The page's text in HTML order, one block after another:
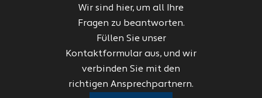
Wir sind hier, um all Ihre
Fragen zu beantworten.
Füllen Sie unser
Kontaktformular aus, und wir
verbinden Sie mit den
richtigen Ansprechpartnern.